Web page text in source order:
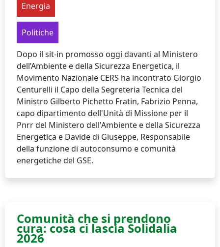
Energia
Politiche
Dopo il sit-in promosso oggi davanti al Ministero
dell’Ambiente e della Sicurezza Energetica, il
Movimento Nazionale CERS ha incontrato Giorgio
Centurelli il Capo della Segreteria Tecnica del
Ministro Gilberto Pichetto Fratin, Fabrizio Penna,
capo dipartimento dell'Unità di Missione per il
Pnrr del Ministero dell'Ambiente e della Sicurezza
Energetica e Davide di Giuseppe, Responsabile
della funzione di autoconsumo e comunità
energetiche del GSE.
Comunità che si prendono
cura: cosa ci lascia Solidalia
2026